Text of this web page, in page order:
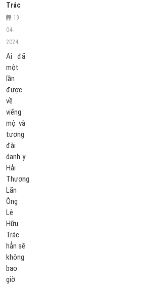
Trác
19-
04-
2024
Ai đã
một
lần
được
về
viếng
mộ và
tượng
đài
danh y
Hải
Thượng
Lãn
Ông
Lê
Hữu
Trác
hẳn sẽ
không
bao
giờ